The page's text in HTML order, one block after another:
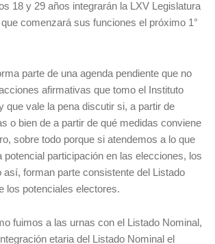
18 y 29 años integrarán la LXV Legislatura
comenzará sus funciones el próximo 1°
parte de una agenda pendiente que no
afirmativas que tomo el Instituto
que vale la pena discutir si, a partir de
o bien de a partir de qué medidas conviene
sobre todo porque si atendemos a lo que
potencial participación en las elecciones, los
así, forman parte consistente del Listado
los potenciales electores.
fuimos a las urnas con el Listado Nominal,
etaria del Listado Nominal el